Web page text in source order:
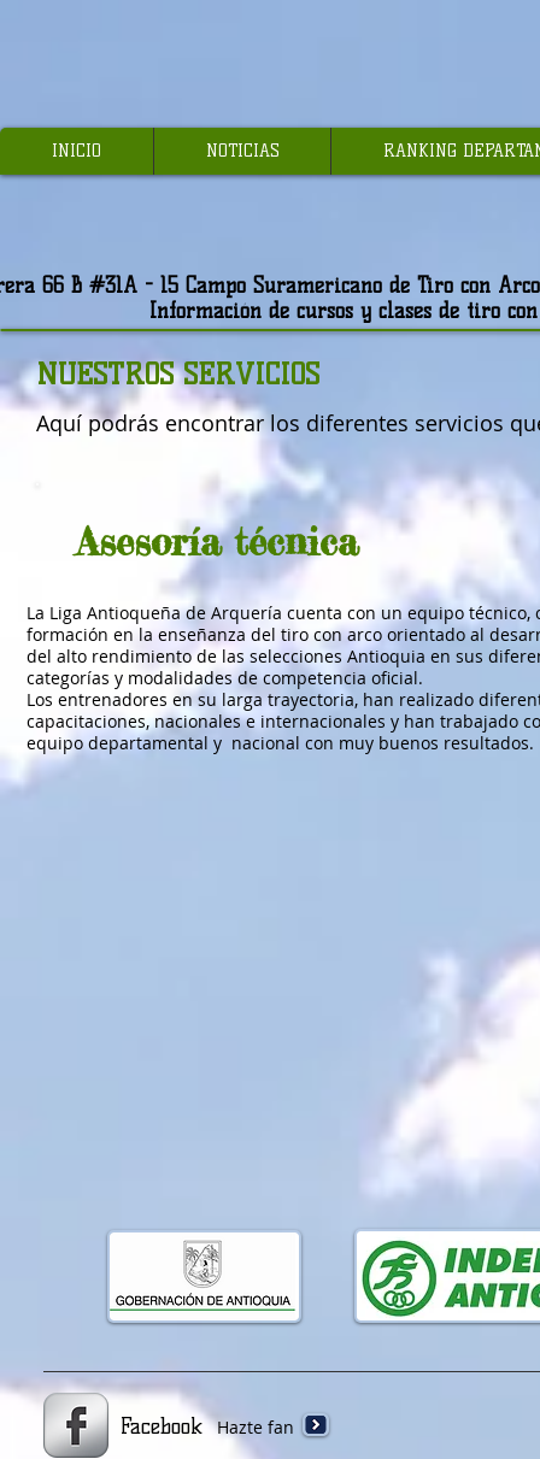
INICIO NOTICIAS RANKING
NUESTROS SERVICIOS
Aquí podrás encontrar los diferentes servicios
Asesoría técnica
La Liga Antioqueña de Arquería cuenta con un equipo técnico,
formación en la enseñanza del tiro con arco orientado al
del alto rendimiento de las selecciones Antioquia en sus
categorías y modalidades de competencia oficial.
Los entrenadores en su larga trayectoria, han realizado
capacitaciones, nacionales e internacionales y han trabajado
equipo departamental y nacional con muy buenos resultados.
66 B #31A - 15 Campo Suramericano de Tiro con
Información de cursos y clases de tiro
Facebook Hazte fan